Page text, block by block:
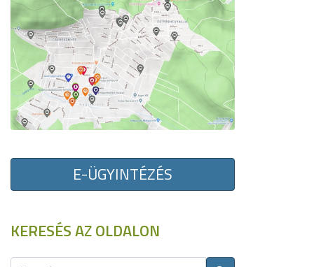
E-ÜGYINTÉZÉS
KERESÉS AZ OLDALON